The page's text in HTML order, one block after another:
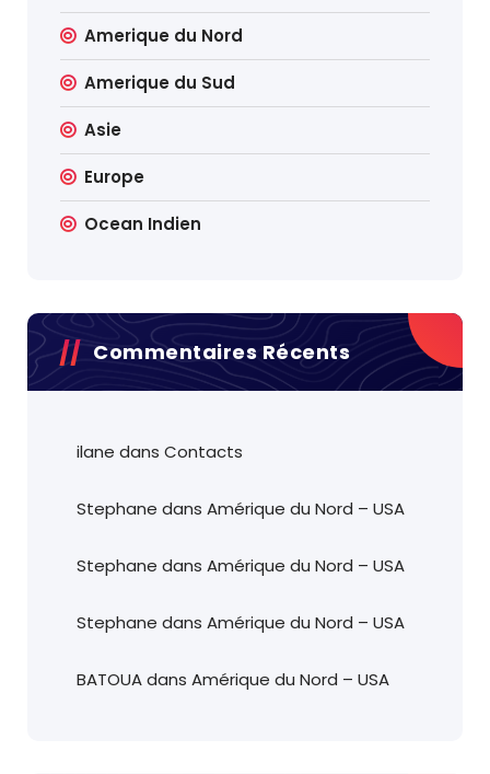
Amerique du Nord
Amerique du Sud
Asie
Europe
Ocean Indien
Commentaires Récents
ilane dans Contacts
Stephane dans Amérique du Nord – USA
Stephane dans Amérique du Nord – USA
Stephane dans Amérique du Nord – USA
BATOUAdans Amérique du Nord – USA